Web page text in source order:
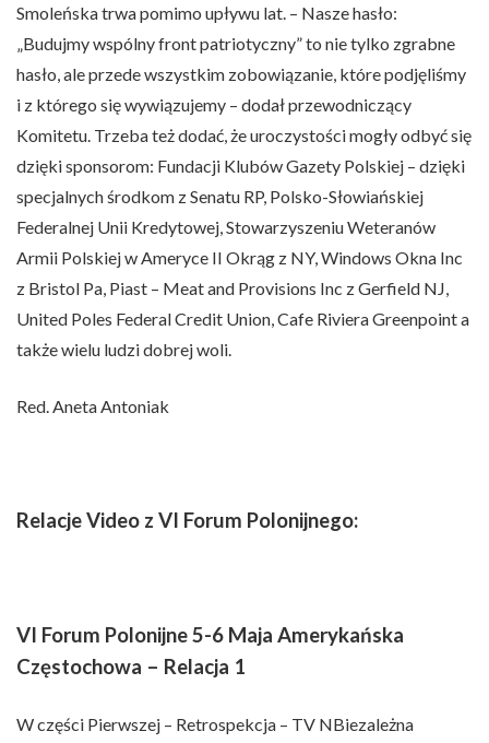
Smoleńska trwa pomimo upływu lat. – Nasze hasło:
„Budujmy wspólny front patriotyczny” to nie tylko zgrabne
hasło, ale przede wszystkim zobowiązanie, które podjęliśmy
i z którego się wywiązujemy – dodał przewodniczący
Komitetu. Trzeba też dodać, że uroczystości mogły odbyć się
dzięki sponsorom: Fundacji Klubów Gazety Polskiej – dzięki
specjalnych środkom z Senatu RP, Polsko-Słowiańskiej
Federalnej Unii Kredytowej, Stowarzyszeniu Weteranów
Armii Polskiej w Ameryce II Okrąg z NY, Windows Okna Inc
z Bristol Pa, Piast – Meat and Provisions Inc z Gerfield NJ,
United Poles Federal Credit Union, Cafe Riviera Greenpoint a
także wielu ludzi dobrej woli.
Red. Aneta Antoniak
Relacje Video z VI Forum Polonijnego:
VI Forum Polonijne 5-6 Maja Amerykańska
Częstochowa – Relacja 1
W części Pierwszej – Retrospekcja – TV NBiezależna